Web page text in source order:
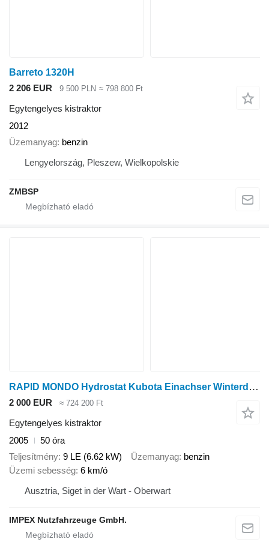
Barreto 1320H
2 206 EUR
9 500 PLN ≈ 798 800 Ft
Egytengelyes kistraktor
2012
Üzemanyag benzin
Lengyelország, Pleszew, Wielkopolskie
ZMBSP
RAPID MONDO Hydrostat Kubota Einachser Winterdienst Geräteträger
2 000 EUR ≈ 724 200 Ft
Egytengelyes kistraktor
2005
50 óra
Teljesítmény 9 LE (6.62 kW) Üzemanyag benzin
Üzemi sebesség 6 km/ó
Ausztria, Siget in der Wart - Oberwart
IMPEX Nutzfahrzeuge GmbH.